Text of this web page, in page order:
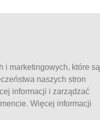
i marketingowych, które są
naszych stron
informacji i zarządzać
Więcej informacji